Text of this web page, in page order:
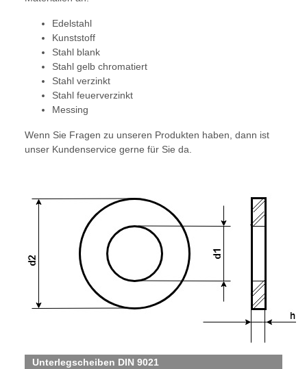
Edelstahl
Kunststoff
Stahl blank
Stahl gelb chromatiert
Stahl verzinkt
Stahl feuerverzinkt
Messing
Wenn Sie Fragen zu unseren Produkten haben, dann ist
unser Kundenservice gerne für Sie da.
Unterlegscheiben DIN 9021